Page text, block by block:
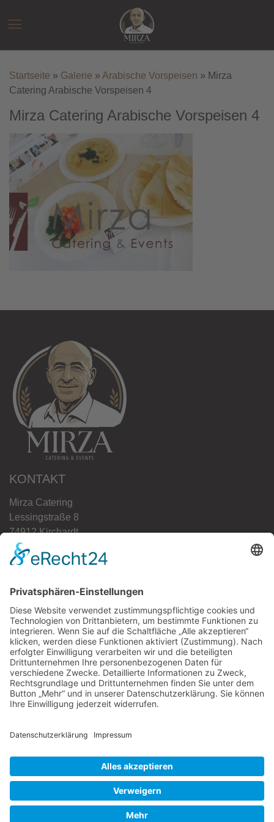
springen
☰
Startseite » Galerie » Arabische Vorspeisen » Mirza
Catering Arabische Vorspeisen 4
Mirza Catering Arabische Vorspeisen 4
KONTAKT
Mirza Catering
Lessingstraße 8
74912 Kirchardt
Tel.:+49 (0) 1514 617 4615
SOZIALE NETZWERKE
Facebook
Instagram
RECHTLICHES
kontakt
impressum